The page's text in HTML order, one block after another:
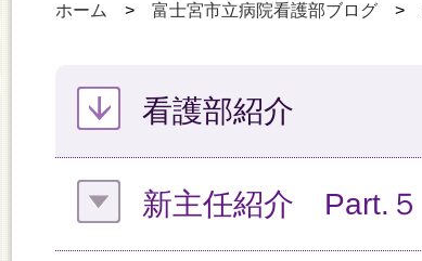
ホーム > 富士宮市立病院看護部ブログ >
看護部紹介
新主任紹介 Part.５